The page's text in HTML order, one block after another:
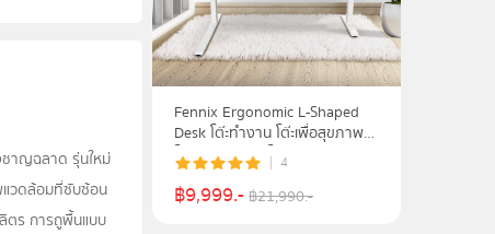
ชาญฉลาด รุ่นใหม่
แวดล้อมที่ซับซ้อน
ตร การถูพื้นแบบ
Fennix Ergonomic L-Shaped
Desk โต๊ะทำงาน โต๊ะเพื่อสุขภาพ
โต๊ะปรับระดับอัตโนมัติด้วยระบบ
ไฟฟ้า รูปตัว L - รับประกันศูนย์ไทย
3 ปี
4
฿9,999.-฿21,990.-